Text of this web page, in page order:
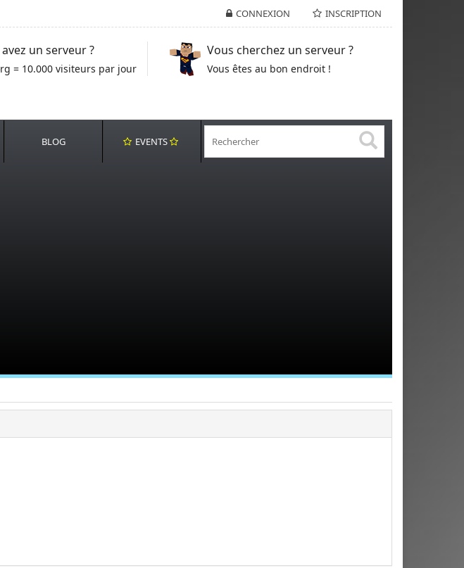
CONNEXION INSCRIPTION
un serveur ?
= 10.000 visiteurs par jour
Vous cherchez un serveur ?
Vous êtes au bon endroit !
BLOG EVENTS